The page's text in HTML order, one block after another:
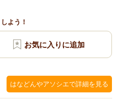
よう！
はなどんやアソシエで詳細を見る